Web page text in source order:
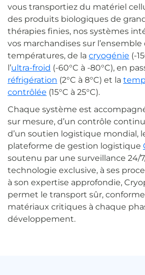
vous transportiez du matériel
des produits biologiques de
thérapies finies, nos systèmes
vos marchandises sur
températures, de la cryogénie (-
l’ultra-froid (-60°C à -80°C), en
réfrigération (2°C à 8°C) et la
contrôlée (15°C à 25°C).
Chaque système est
sur mesure, d’un contrôle
d’un soutien logistique mondial,
plateforme de gestion logistique
soutenu par une surveillance 24/7/
technologie exclusive, à ses
à son expertise approfondie,
permet le transport sûr,
matériaux critiques à chaque
développement.